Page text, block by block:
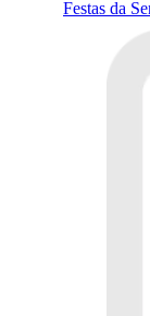
Festas da